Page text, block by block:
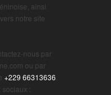
ainsi
notre site
nous par
ou par
+229 66313636
: